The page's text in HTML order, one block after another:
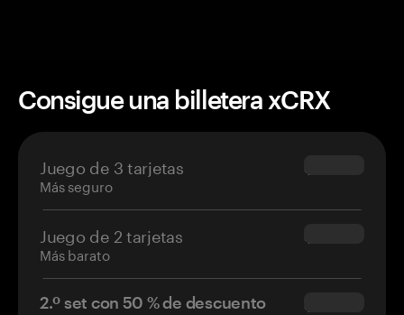
Consigue una billetera xCRX
Juego de 3 tarjetas
Más seguro
$69.90
Juego de 2 tarjetas
Más barato
$54.90
2.º set con 50 % de descuento $34.95